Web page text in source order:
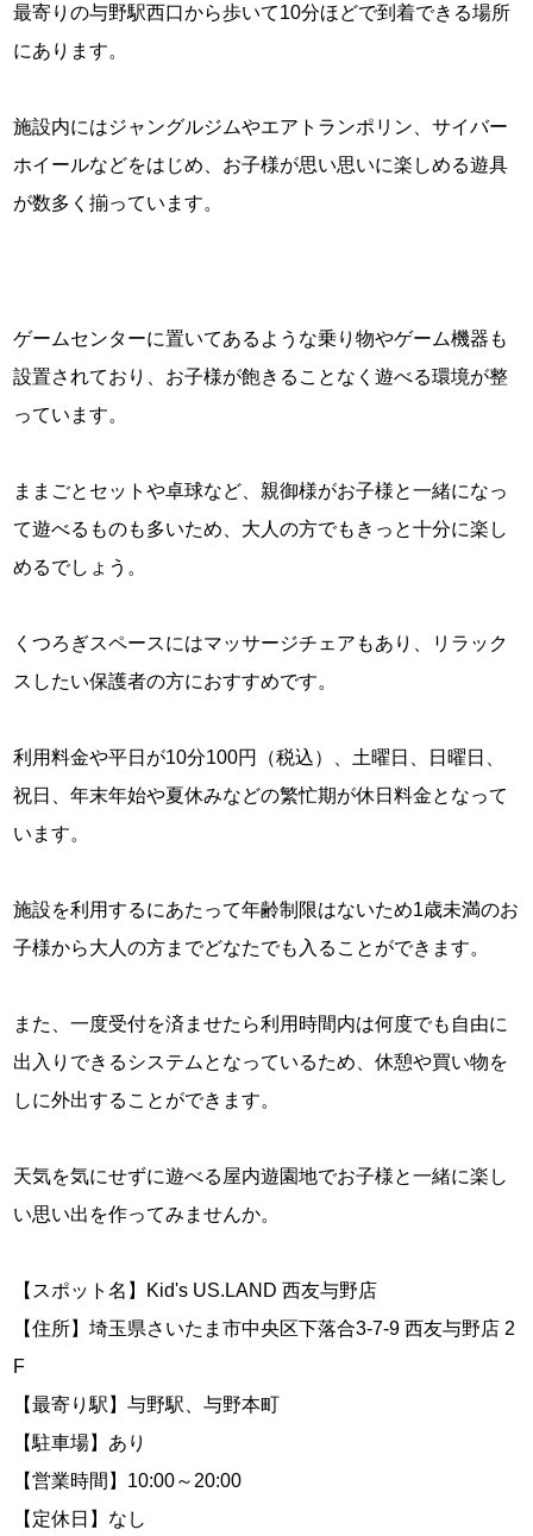
最寄りの与野駅西口から歩いて10分ほどで到着できる場所
にあります。
施設内にはジャングルジムやエアトランポリン、サイバー
ホイールなどをはじめ、お子様が思い思いに楽しめる遊具
が数多く揃っています。
ゲームセンターに置いてあるような乗り物やゲーム機器も
設置されており、お子様が飽きることなく遊べる環境が整
っています。
ままごとセットや卓球など、親御様がお子様と一緒になっ
て遊べるものも多いため、大人の方でもきっと十分に楽し
めるでしょう。
くつろぎスペースにはマッサージチェアもあり、リラック
スしたい保護者の方におすすめです。
利用料金や平日が10分100円（税込）、土曜日、日曜日、
祝日、年末年始や夏休みなどの繁忙期が休日料金となって
います。
施設を利用するにあたって年齢制限はないため1歳未満のお
子様から大人の方までどなたでも入ることができます。
また、一度受付を済ませたら利用時間内は何度でも自由に
出入りできるシステムとなっているため、休憩や買い物を
しに外出することができます。
天気を気にせずに遊べる屋内遊園地でお子様と一緒に楽し
い思い出を作ってみませんか。
【スポット名】Kid's US.LAND 西友与野店
【住所】埼玉県さいたま市中央区下落合3-7-9 西友与野店 2
F
【最寄り駅】与野駅、与野本町
【駐車場】あり
【営業時間】10:00～20:00
【定休日】なし